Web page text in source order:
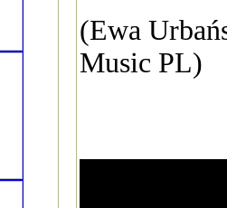
(Ewa
Music PL)